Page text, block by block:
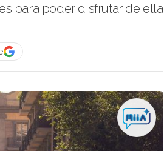
para poder disfrutar de ella